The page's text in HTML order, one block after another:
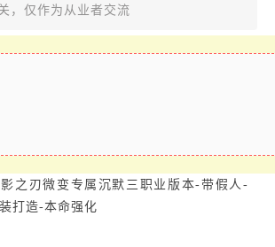
，仅作为从业者交流
之刃微变专属沉默三职业版本-带假人-
打造-本命强化